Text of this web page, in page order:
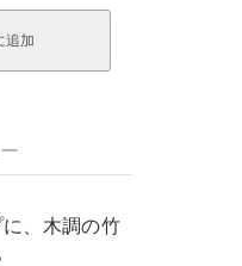
追加
、木調の竹